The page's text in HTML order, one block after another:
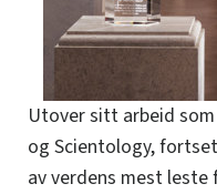
Utover sitt arbeid
og Scientology,
av verdens mest